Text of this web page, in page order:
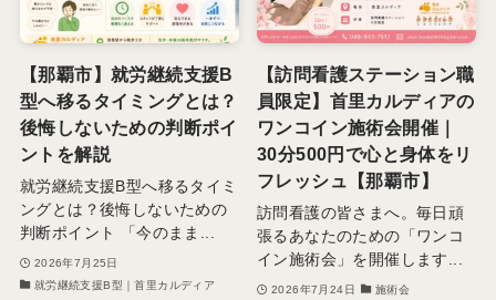
【那覇市】就労継続支援B
型へ移るタイミングとは？
後悔しないための判断ポイ
ントを解説
就労継続支援B型へ移るタイミ
ングとは？後悔しないための
判断ポイント 「今のまま...
2026年7月25日
就労継続支援B型｜首里カルディア
【訪問看護ステーション職
員限定】首里カルディアの
ワンコイン施術会開催｜
30分500円で心と身体をリ
フレッシュ【那覇市】
訪問看護の皆さまへ。毎日頑
張るあなたのための「ワンコ
イン施術会」を開催します...
2026年7月24日 施術会